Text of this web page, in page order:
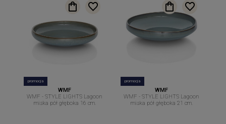
promocja
WMF
WMF - STYLE LIGHTS Lagoon
miska pół głęboka 16 cm.
promocja
WMF
WMF - STYLE LIGHTS Lagoon
miska pół głęboka 21 cm.